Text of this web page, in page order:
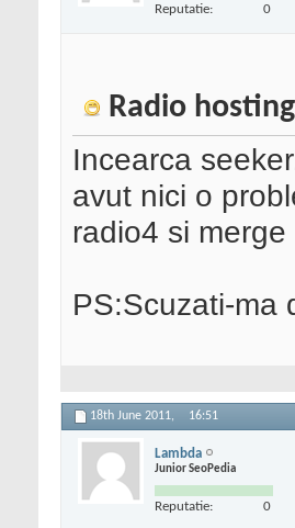
Reputatie: 0
Radio hosting
Incearca
avut nici o
radio4 si
PS:Scuzati-ma
18th June 2011, 16:51
Lambda
Junior SeoPedia
Reputatie: 0